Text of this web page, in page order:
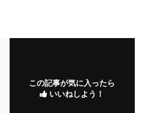
この記事が気に入ったら
いいねしよう！